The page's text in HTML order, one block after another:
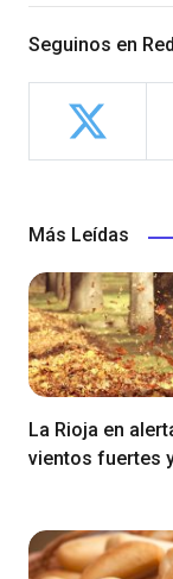
Seguinos en
Más Leídas
La Rioja en
vientos fuertes